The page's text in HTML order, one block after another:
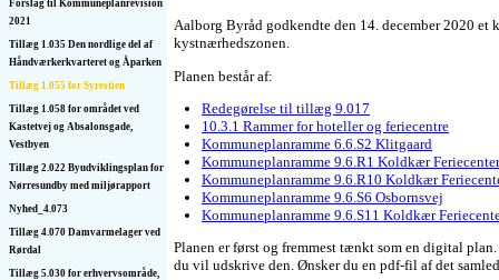
Forslag til Kommuneplanrevision
2021
Tillæg 1.035 Den nordlige del af
Håndværkerkvarteret og Åparken
Tillæg 1.055 for Syrestien
Tillæg 1.058 for området ved
Kastetvej og Absalonsgade,
Vestbyen
Tillæg 2.022 Byudviklingsplan for
Nørresundby med miljørapport
Nyhed_4.073
Tillæg 4.070 Damvarmelager ved
Rørdal
Tillæg 5.030 for erhvervsområde,
Aalborg Byråd godkendte den 14. december 2020
kystnærhedszonen.
Planen består af:
Redegørelse til tillæg 9.017
10.3.1 Rammer for hoteller og feriecentre
Kommuneplanramme 6.6.S2 Klitgaard
Kommuneplanramme 9.6.R1 Koldkær
Kommuneplanramme 9.6.R10 Koldkær
Kommuneplanramme 9.6.S6 Osbornsvej
Kommuneplanramme 9.6.S11 Koldkær
Planen er først og fremmest tænkt som en digital
du vil udskrive den. Ønsker du en pdf-fil af det